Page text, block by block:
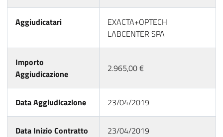
Aggiudicatari
EXACTA+OPTECH
LABCENTER SPA
Importo
Aggiudicazione
2.965,00 €
Data Aggiudicazione 23/04/2019
Data Inizio Contratto 23/04/2019